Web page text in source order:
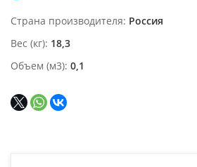
Страна производителя Россия
Вес (кг) 18,3
Объем (м3) 0,1